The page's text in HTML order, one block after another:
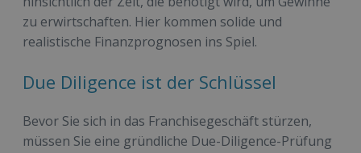
zu erwirtschaften. Hier kommen solide und
realistische Finanzprognosen ins Spiel.
Due Diligence ist der Schlüssel
Bevor Sie sich in das Franchisegeschäft stürzen,
müssen Sie eine gründliche Due-Diligence-Prüfung